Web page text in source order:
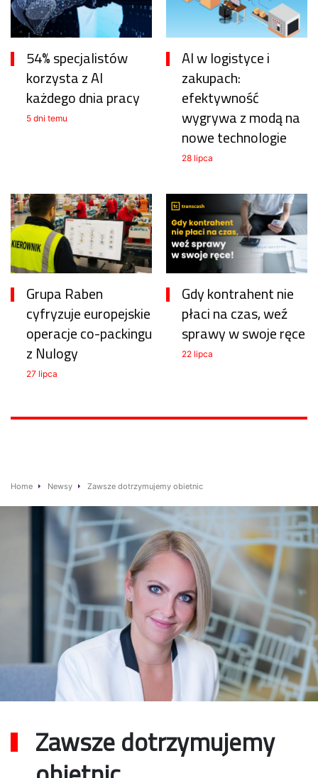
54% specjalistów
korzysta z AI
każdego dnia pracy
5 dni temu
AI w logistyce i
zakupach:
efektywność
wygrywa z modą na
nowe technologie
28 lipca
Grupa Raben
cyfryzuje europejskie
operacje co-packingu
z Nulogy
27 lipca
Gdy kontrahent nie
płaci na czas, weź
sprawy w swoje ręce
22 lipca
Home Newsy Zawsze dotrzymujemy obietnic
Zawsze dotrzymujemy